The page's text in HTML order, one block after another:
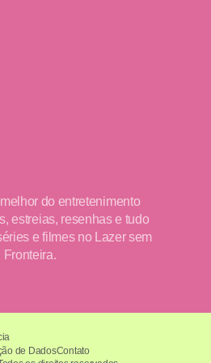
do entretenimento
estreias, resenhas e tudo
e filmes no Lazer sem
Fronteira.
de DadosContato